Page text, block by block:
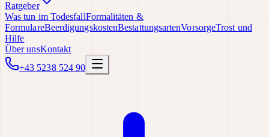
Ratgeber
Was tun im TodesfallFormalitäten &
FormulareBeerdigungskostenBestattungsartenVorsorgeTrost und
Hilfe
Über unsKontakt
+43 5238 524 90